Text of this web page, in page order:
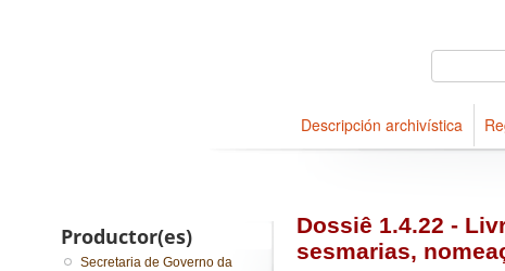
Descripción archivística
Dossiê 1.4.22 -
sesmarias,
Productor(es)
Secretaria de Governo da